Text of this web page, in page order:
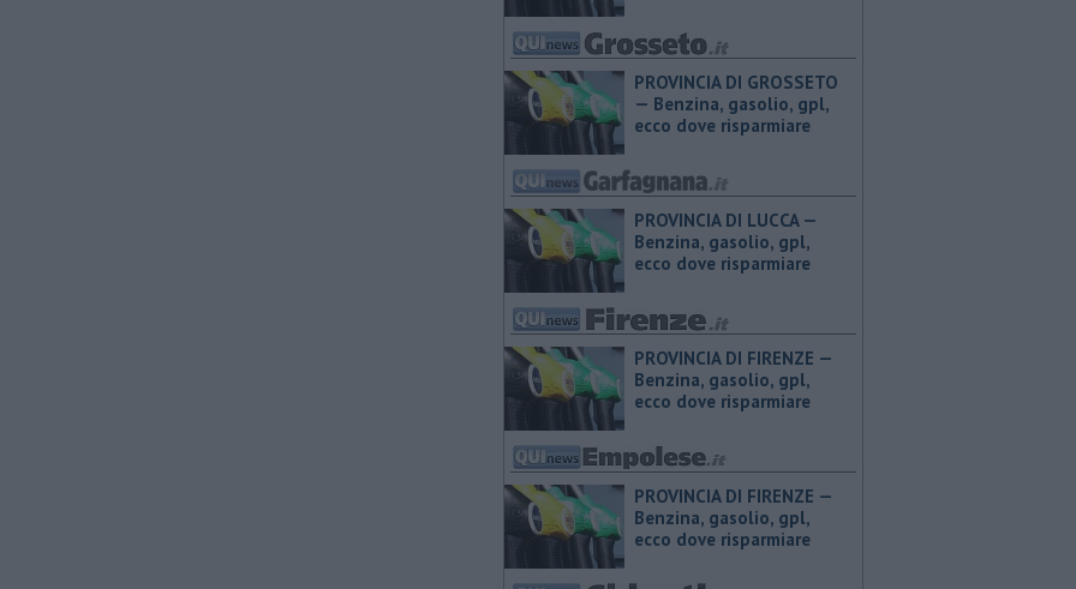
PROVINCIA DI GROSSETO
— ​Benzina, gasolio, gpl,
ecco dove risparmiare
PROVINCIA DI LUCCA — ​
Benzina, gasolio, gpl,
ecco dove risparmiare
PROVINCIA DI FIRENZE — ​
Benzina, gasolio, gpl,
ecco dove risparmiare
PROVINCIA DI FIRENZE — ​
Benzina, gasolio, gpl,
ecco dove risparmiare